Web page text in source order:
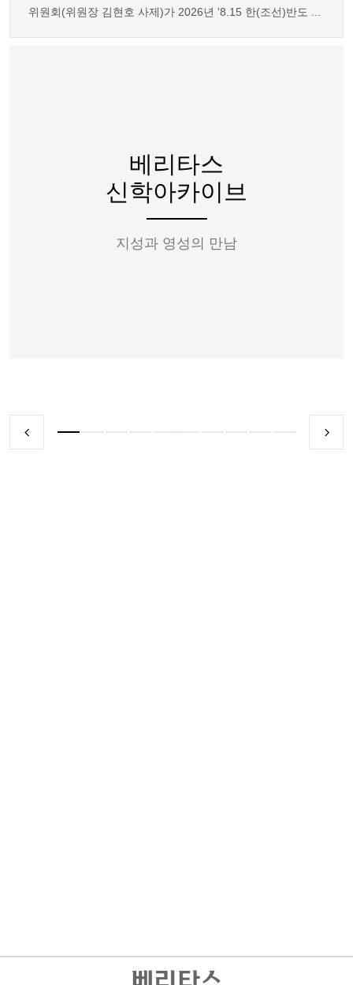
위원회(위원장 김현호 사제)가 2026년 '8.15 한(조선)반도 ...
베리타스
신학아카이브
지성과 영성의 만남